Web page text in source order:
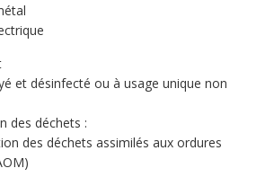
et désinfecté ou à usage unique non
des déchets :
des déchets assimilés aux ordures